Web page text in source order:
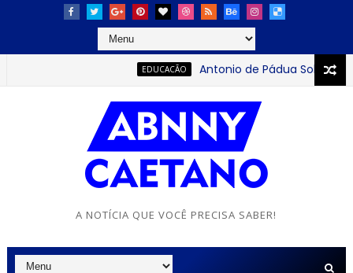
EDUCACÃO Antonio de Pádua Sobrinho: o
A NOTÍCIA QUE VOCÊ PRECISA SABER!